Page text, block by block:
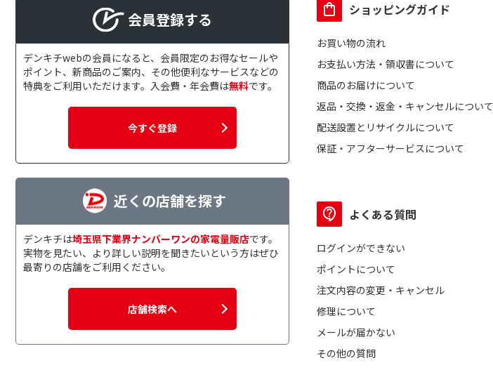
会員登録する
デンキチwebの会員になると、会員限定のお得なセールや
ポイント、新商品のご案内、その他便利なサービスなどの
特典をご利用いただけます。入会費・年会費は無料です。
今すぐ登録
近くの店舗を探す
デンキチは埼玉県下業界ナンバーワンの家電量販店です。
実物を見たい、より詳しい説明を聞きたいという方はぜひ
最寄りの店舗をご利用ください。
店舗検索へ
ショッピングガイド
お買い物の流れ
お支払い方法・領収書について
商品のお届けについて
返品・交換・返金・キャンセルについて
配送設置とリサイクルについて
保証・アフターサービスについて
よくある質問
ログインができない
ポイントについて
注文内容の変更・キャンセル
修理について
メールが届かない
その他の質問